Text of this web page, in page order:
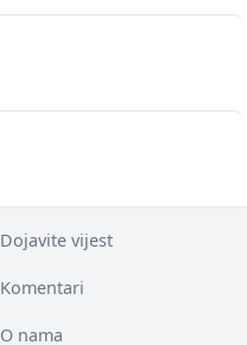
Dojavite vijest
Komentari
O nama